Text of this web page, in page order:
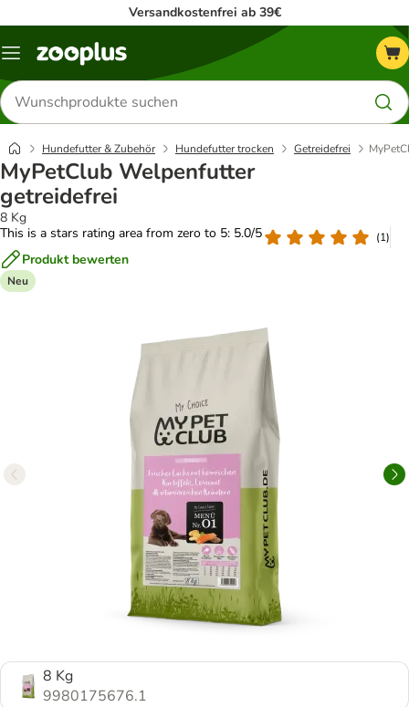
Versandkostenfrei ab 39€
Menü
Produkte
suchen
Hundefutter & Zubehör Hundefutter trocken Getreidefrei
MyPetClub Welpenfutter
getreidefrei
8 Kg
This is a stars rating area from zero to 5: 5.0/5
(1)
Produkt bewerten
Neu
8 Kg
9980175676.1